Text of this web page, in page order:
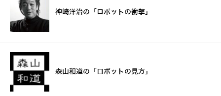
神崎洋治の「ロボットの衝撃」
森山和道の「ロボットの見方」